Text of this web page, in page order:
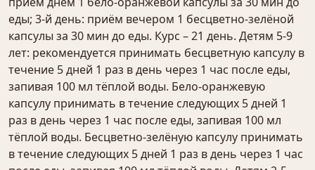
еды; 3-й день: приём вечером 1 бесцветно-зелёной
капсулы за 30 мин до еды. Курс – 21 день. Детям 5-9
лет: рекомендуется принимать бесцветную капсулу в
течение 5 дней 1 раз в день через 1 час после еды,
запивая 100 мл тёплой воды. Бело-оранжевую
капсулу принимать в течение следующих 5 дней 1
раз в день через 1 час после еды, запивая 100 мл
тёплой воды. Бесцветно-зелёную капсулу принимать
в течение следующих 5 дней 1 раз в день через 1 час